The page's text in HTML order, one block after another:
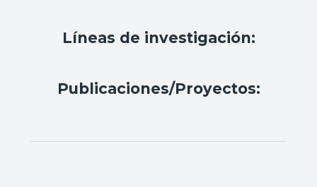
Líneas de investigación:
Publicaciones/Proyectos: